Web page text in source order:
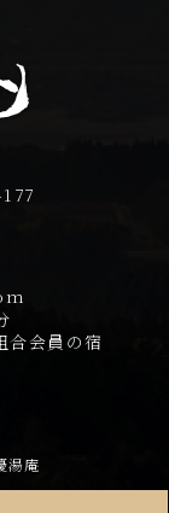
合会員の宿
湯庵